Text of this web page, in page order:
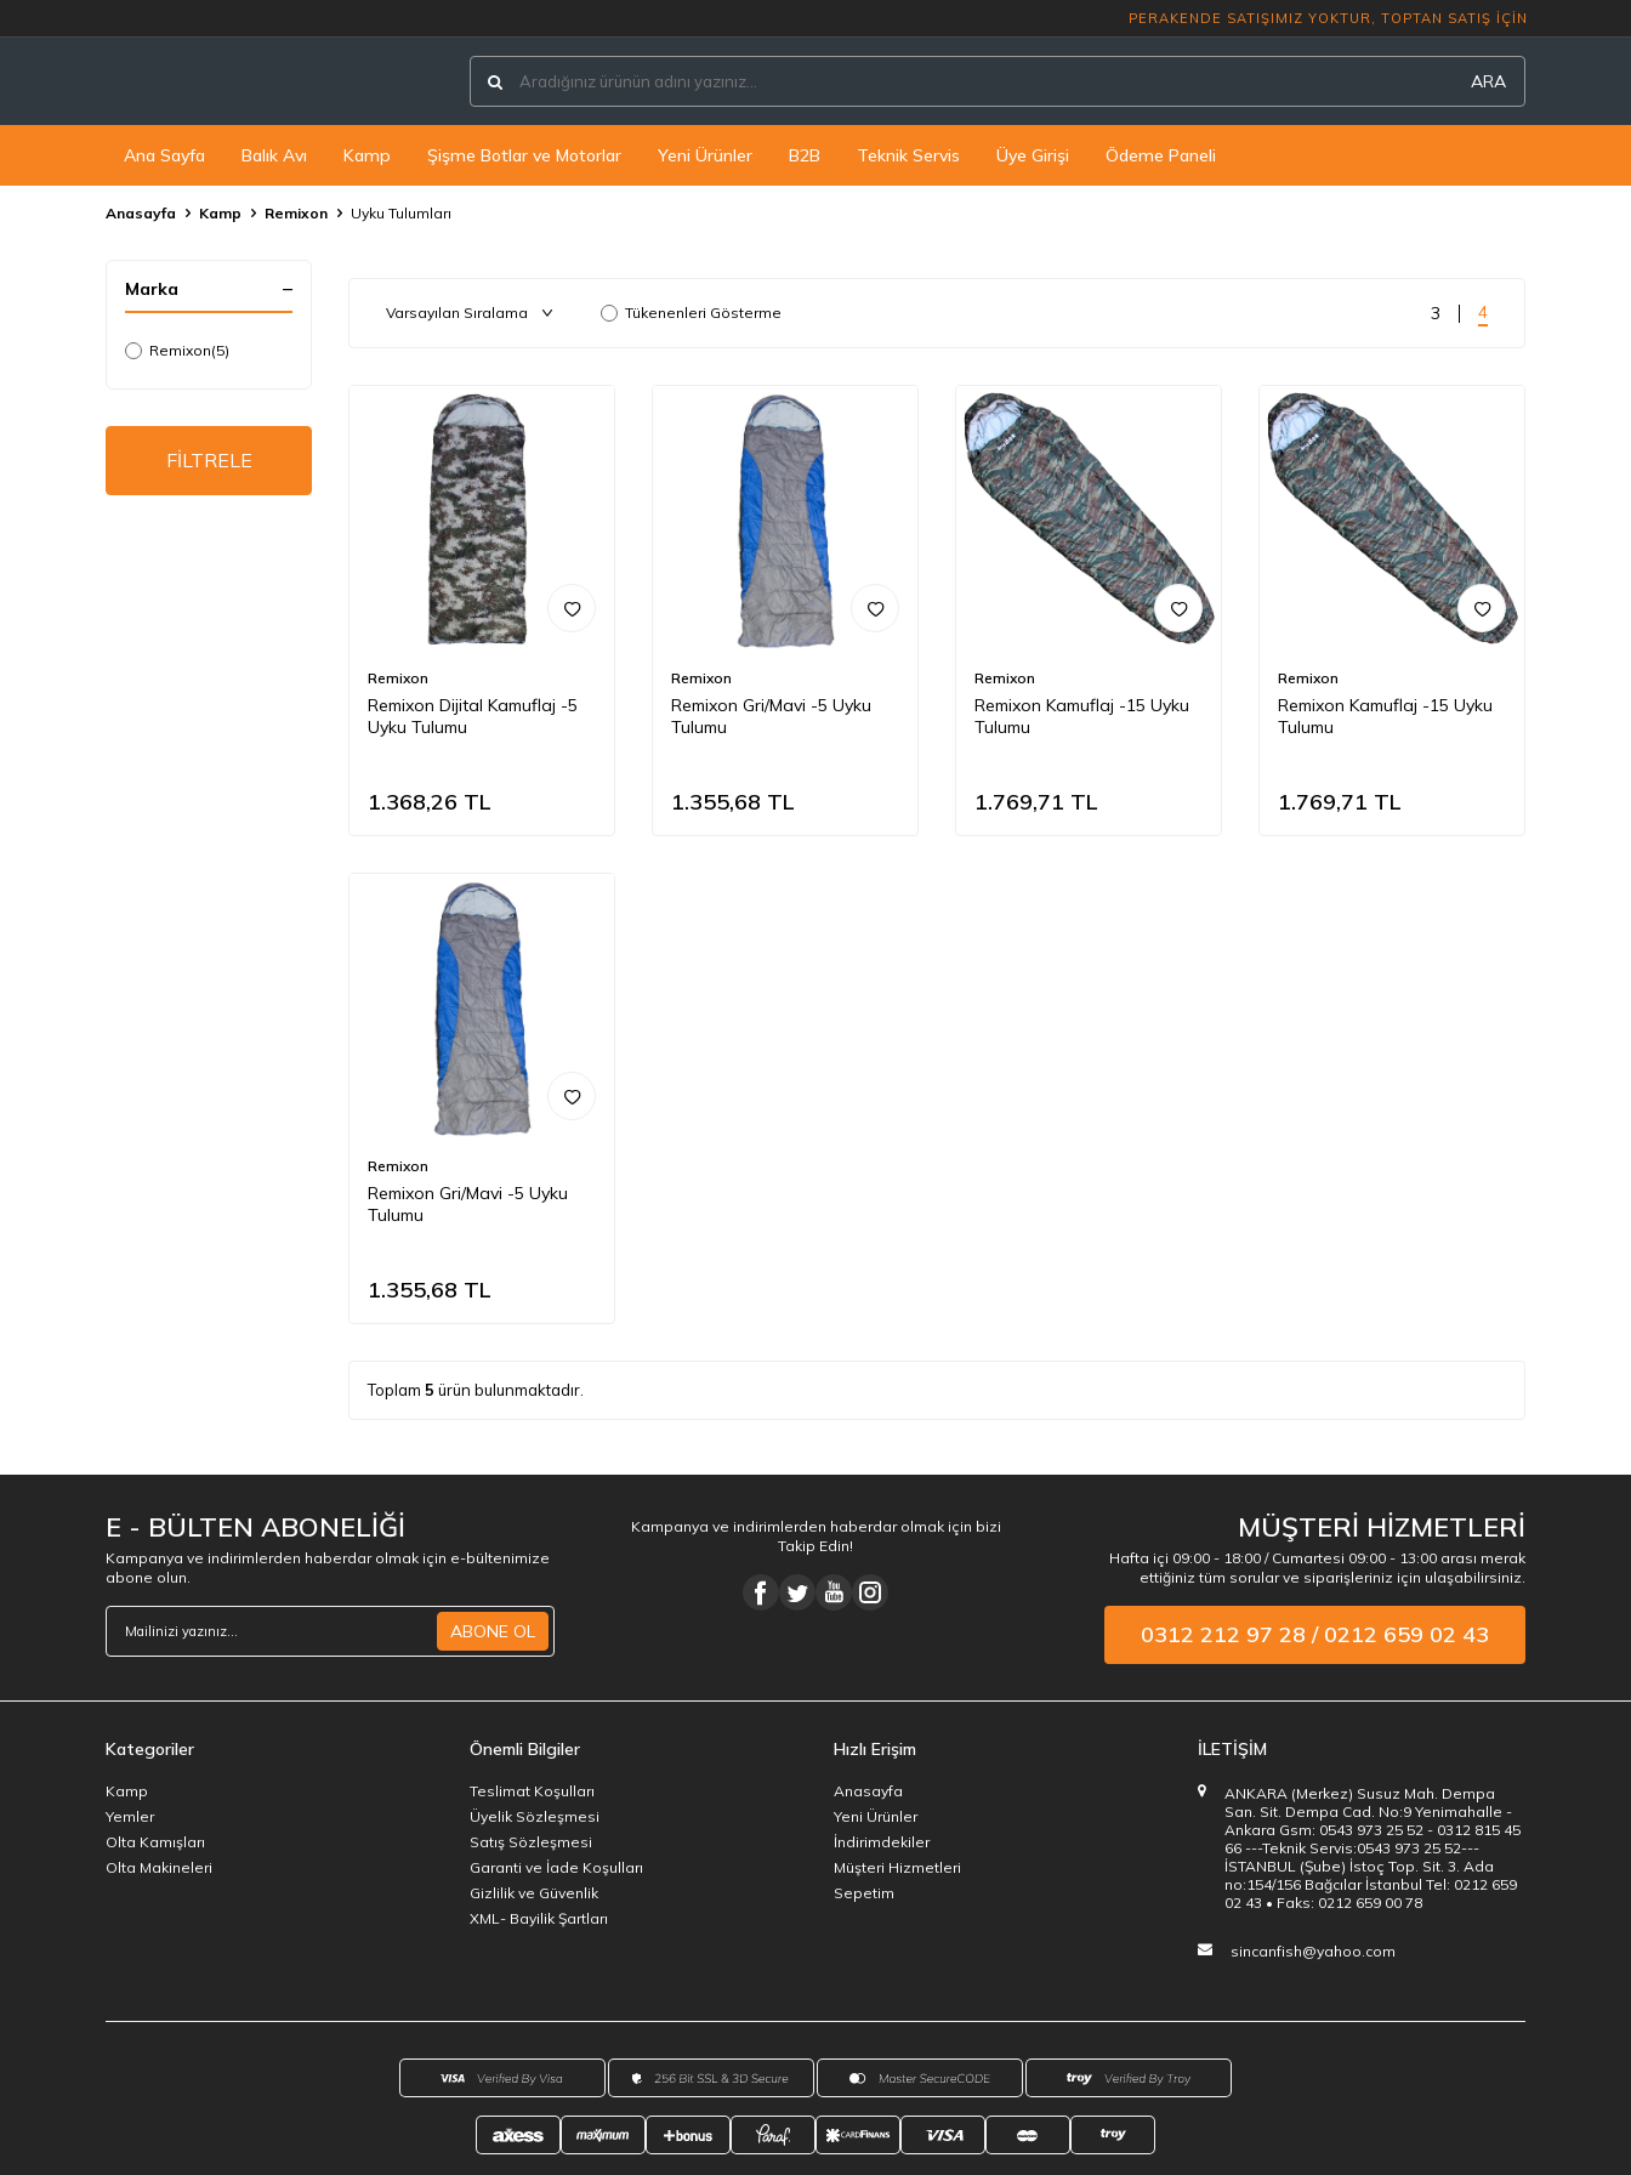
PERAKENDE SATIŞIMIZ YOKTUR,
ARA
Ana Sayfa Balık Avı Kamp Şişme Botlar ve Motorlar Yeni Ürünler B2B Teknik Servis Üye Girişi Ödeme Paneli
Anasayfa Kamp Remixon Uyku Tulumları
Marka
Remixon(5)
FİLTRELE
Tükenenleri Gösterme 3 4
Remixon
Remixon Dijital Kamuflaj -5
Uyku Tulumu
1.368,26 TL
Remixon
Remixon Gri/Mavi -5 Uyku
Tulumu
1.355,68 TL
Remixon
Remixon Kamuflaj -15 Uyku
Tulumu
1.769,71 TL
Remixon
Remixon Kamuflaj -15 Uyku
Tulumu
1.769,71 TL
Remixon
Remixon Gri/Mavi -5 Uyku
Tulumu
1.355,68 TL
Toplam 5 ürün bulunmaktadır.
E - BÜLTEN ABONELİĞİ
Kampanya ve indirimlerden haberdar olmak için e-bültenimize
abone olun.
ABONE OL
Kampanya ve indirimlerden haberdar olmak için bizi
Takip Edin!
MÜŞTERİ HİZMETLERİ
Hafta içi 09:00 - 18:00 / Cumartesi 09:00 - 13:00 arası merak
ettiğiniz tüm sorular ve siparişleriniz için ulaşabilirsiniz.
0312 212 97 28 / 0212 659 02 43
Kategoriler
Kamp
Yemler
Olta Kamışları
Olta Makineleri
Önemli Bilgiler
Teslimat Koşulları
Üyelik Sözleşmesi
Satış Sözleşmesi
Garanti ve İade Koşulları
Gizlilik ve Güvenlik
XML- Bayilik Şartları
Hızlı Erişim
Anasayfa
Yeni Ürünler
İndirimdekiler
Müşteri Hizmetleri
Sepetim
İLETİŞİM
ANKARA (Merkez) Susuz Mah. Dempa
San. Sit. Dempa Cad. No:9 Yenimahalle -
Ankara Gsm: 0543 973 25 52 - 0312 815 45
66 ---Teknik Servis:0543 973 25 52---
İSTANBUL (Şube) İstoç Top. Sit. 3. Ada
no:154/156 Bağcılar İstanbul Tel: 0212 659
02 43 • Faks: 0212 659 00 78
sincanfish@yahoo.com